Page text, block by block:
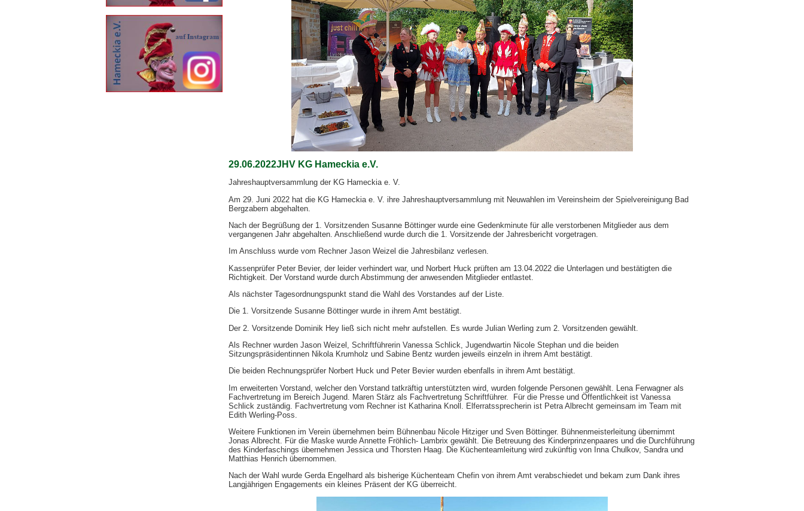
29.06.2022JHV KG Hameckia e.V.
Jahreshauptversammlung der KG Hameckia e. V.
Am 29. Juni 2022 hat die KG Hameckia e. V. ihre Jahreshauptversammlung mit Neuwahlen im Vereinsheim der Spielvereinigung Bad
Bergzabern abgehalten.
Nach der Begrüßung der 1. Vorsitzenden Susanne Böttinger wurde eine Gedenkminute für alle verstorbenen Mitglieder aus dem
vergangenen Jahr abgehalten. Anschließend wurde durch die 1. Vorsitzende der Jahresbericht vorgetragen.
Im Anschluss wurde vom Rechner Jason Weizel die Jahresbilanz verlesen.
Kassenprüfer Peter Bevier, der leider verhindert war, und Norbert Huck prüften am 13.04.2022 die Unterlagen und bestätigten die
Richtigkeit. Der Vorstand wurde durch Abstimmung der anwesenden Mitglieder entlastet.
Als nächster Tagesordnungspunkt stand die Wahl des Vorstandes auf der Liste.
Die 1. Vorsitzende Susanne Böttinger wurde in ihrem Amt bestätigt.
Der 2. Vorsitzende Dominik Hey ließ sich nicht mehr aufstellen. Es wurde Julian Werling zum 2. Vorsitzenden gewählt.
Als Rechner wurden Jason Weizel, Schriftführerin Vanessa Schlick, Jugendwartin Nicole Stephan und die beiden
Sitzungspräsidentinnen Nikola Krumholz und Sabine Bentz wurden jeweils einzeln in ihrem Amt bestätigt.
Die beiden Rechnungsprüfer Norbert Huck und Peter Bevier wurden ebenfalls in ihrem Amt bestätigt.
Im erweiterten Vorstand, welcher den Vorstand tatkräftig unterstützten wird, wurden folgende Personen gewählt. Lena Ferwagner als
Fachvertretung im Bereich Jugend. Maren Stärz als Fachvertretung Schriftführer. Für die Presse und Öffentlichkeit ist Vanessa
Schlick zuständig. Fachvertretung vom Rechner ist Katharina Knoll. Elferratssprecherin ist Petra Albrecht gemeinsam im Team mit
Edith Werling-Poss.
Weitere Funktionen im Verein übernehmen beim Bühnenbau Nicole Hitziger und Sven Böttinger. Bühnenmeisterleitung übernimmt
Jonas Albrecht. Für die Maske wurde Annette Fröhlich- Lambrix gewählt. Die Betreuung des Kinderprinzenpaares und die Durchführung
des Kinderfaschings übernehmen Jessica und Thorsten Haag. Die Küchenteamleitung wird zukünftig von Inna Chulkov, Sandra und
Matthias Henrich übernommen.
Nach der Wahl wurde Gerda Engelhard als bisherige Küchenteam Chefin von ihrem Amt verabschiedet und bekam zum Dank ihres
Langjährigen Engagements ein kleines Präsent der KG überreicht.